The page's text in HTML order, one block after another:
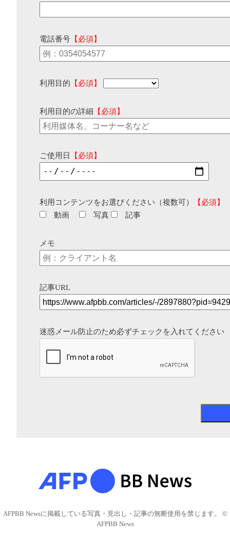
電話番号 【必須】
利用目的 【必須】
利用目的の詳細 【必須】
ご使用日 【必須】
利用コンテンツをお選びください（複数可）
【必須】
動画
写真 記事
メモ
記事URL
迷惑メール防止のため必ずチェックを入れてください
AFPBB Newsに掲載している写真・見出し・記事の無断使用を禁じます。 ©
AFPBB News